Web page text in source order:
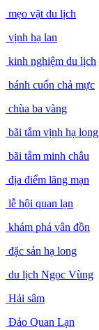
mẹo vặt du lịch
vịnh hạ lan
kinh nghiệm du lịch
bánh cuốn chả mực
chùa ba vàng
bãi tắm vịnh hạ long
bãi tắm minh châu
địa điểm lãng mạn
lễ hội quan lạn
khám phá vân đồn
đặc sản hạ long
du lịch Ngọc Vùng
Hải sâm
Đảo Quan Lạn